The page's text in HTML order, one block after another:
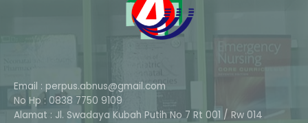
Email : perpus.abnus@gmail.com
No Hp : 0838 7750 9109
Alamat : Jl. Swadaya Kubah Putih No 7 Rt 001 / Rw 014